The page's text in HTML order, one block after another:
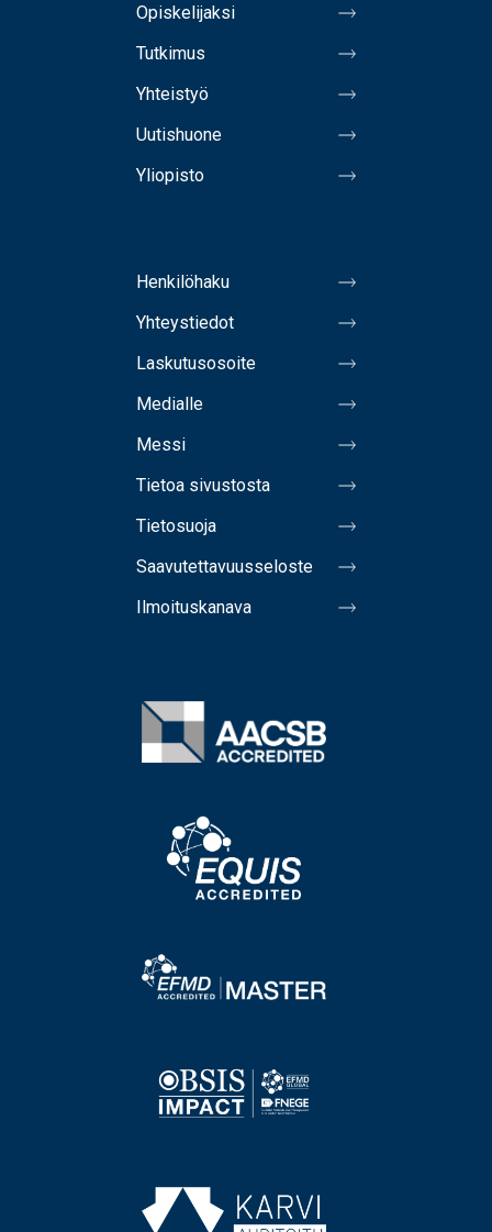
Opiskelijaksi
Tutkimus
Yhteistyö
Uutishuone
Yliopisto
Henkilöhaku
Yhteystiedot
Laskutusosoite
Medialle
Messi
Tietoa sivustosta
Tietosuoja
Saavutettavuusseloste
Ilmoituskanava
Image
Image
Image
Image
Image